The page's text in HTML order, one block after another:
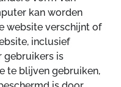
kan worden
website verschijnt of
inclusief
gebruikers is
te blijven gebruiken,